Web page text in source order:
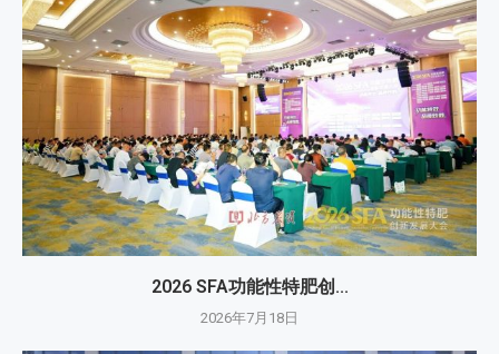
2026 SFA功能性特肥创...
2026年7月18日